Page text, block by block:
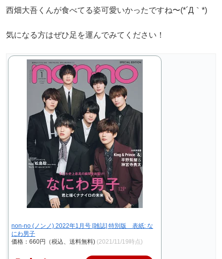
西畑大吾くんが食べてる姿可愛いかったですね〜(*´Д｀*)
気になる方はぜひ足を運んでみてください！
non-no (ノンノ) 2022年1月号 [雑誌] 特別版 表紙: な
にわ男子
価格：660円（税込、送料無料) (2021/11/19時点)